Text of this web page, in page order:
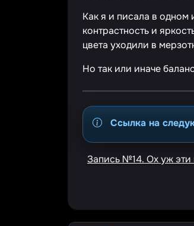
Как я и писала в одном
контрастность и
цвета уходили в
Но так или иначе
Ссылка на
Запись №14. Ох уж эти